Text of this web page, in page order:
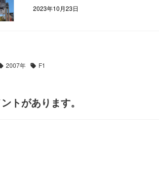
2023年10月23日
2007年 F1
トがあります。